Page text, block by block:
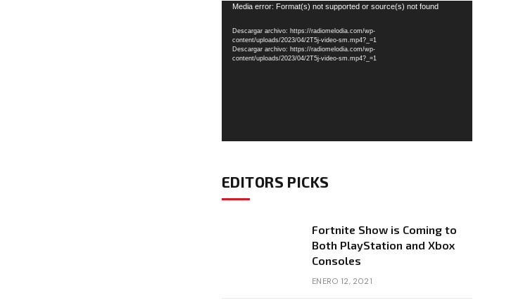
Reproductor
vídeo
Media error: Format(s) not supported or source(s) not found
Descargar archivo: https://radiomelodia.com/wp-
content/uploads/2023/04/2T5j-video-sm.mp4?_=1
Descargar archivo: https://radiomelodia.com/wp-
content/uploads/2023/04/2T5j-video-sm.mp4?_=1
EDITORS PICKS
Fortnite Show is Coming to
Both PlayStation and Xbox
Consoles
ENERO 12, 2021